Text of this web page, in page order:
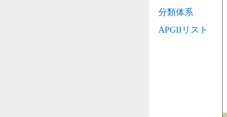
分類体系
APGIIリスト